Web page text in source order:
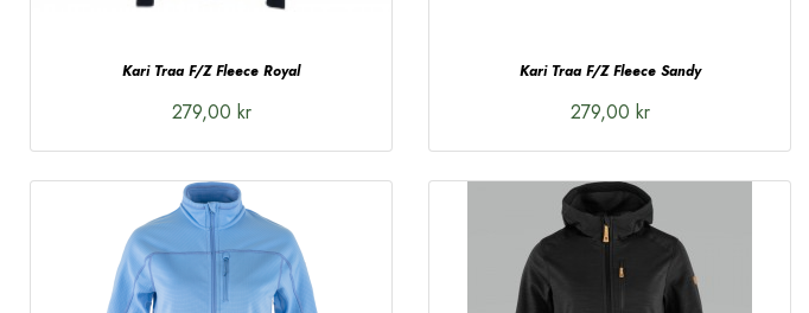
Kari Traa F/Z Fleece Royal
279,00 kr
Kari Traa F/Z Fleece Sandy
279,00 kr